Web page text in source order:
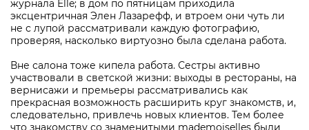
журнала Elle; в дом по пятницам приходила
эксцентричная Элен Лазарефф, и втроем они чуть ли
не с лупой рассматривали каждую фотографию,
проверяя, насколько виртуозно была сделана работа.
Вне салона тоже кипела работа. Сестры активно
участвовали в светской жизни: выходы в рестораны, на
вернисажи и премьеры рассматривались как
прекрасная возможность расширить круг знакомств, и,
следовательно, привлечь новых клиентов. Тем более
что знакомству со знаменитыми mademoiselles были